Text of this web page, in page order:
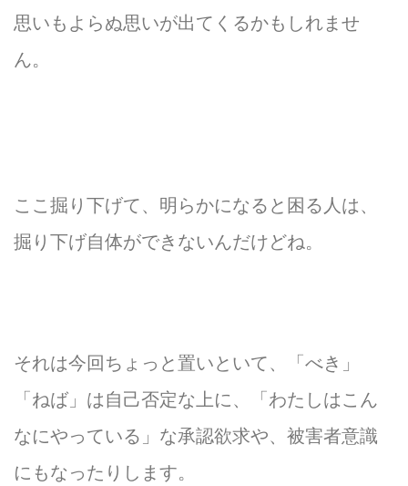
思いもよらぬ思いが出てくるかもしれませ
ん。
ここ掘り下げて、明らかになると困る人は、
掘り下げ自体ができないんだけどね。
それは今回ちょっと置いといて、「べき」
「ねば」は自己否定な上に、「わたしはこん
なにやっている」な承認欲求や、被害者意識
にもなったりします。